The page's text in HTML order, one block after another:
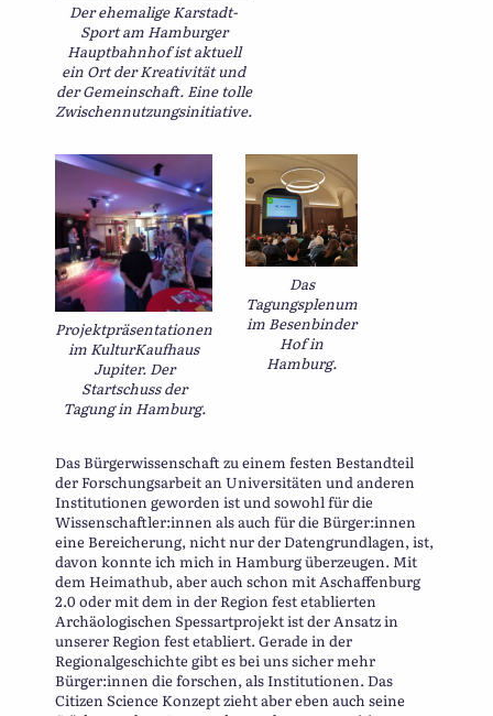
Der ehemalige Karstadt-
Sport am Hamburger
Hauptbahnhof ist aktuell
ein Ort der Kreativität und
der Gemeinschaft. Eine tolle
Zwischennutzungsinitiative.
Projektpräsentationen
im KulturKaufhaus
Jupiter. Der
Startschuss der
Tagung in Hamburg.
Das
Tagungsplenum
im Besenbinder
Hof in
Hamburg.
Das Bürgerwissenschaft zu einem festen Bestandteil
der Forschungsarbeit an Universitäten und anderen
Institutionen geworden ist und sowohl für die
Wissenschaftler:innen als auch für die Bürger:innen
eine Bereicherung, nicht nur der Datengrundlagen, ist,
davon konnte ich mich in Hamburg überzeugen. Mit
dem Heimathub, aber auch schon mit Aschaffenburg
2.0 oder mit dem in der Region fest etablierten
Archäologischen Spessartprojekt ist der Ansatz in
unserer Region fest etabliert. Gerade in der
Regionalgeschichte gibt es bei uns sicher mehr
Bürger:innen die forschen, als Institutionen. Das
Citizen Science Konzept zieht aber eben auch seine